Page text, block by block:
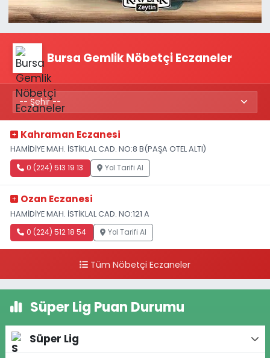
Bursa Gemlik Nöbetçi Eczaneler
Kahraman Eczanesi
HAMİDİYE MAH. İSTİKLAL CAD. NO:8 B(PAŞA OTEL ALTI)
0 (224) 513 19 13 Yol Tarifi Al
Ozan Eczanesi
HAMİDİYE MAH. İSTİKLAL CAD. NO:121 A
0 (224) 512 18 54 Yol Tarifi Al
Tüm Nöbetçi Eczaneler
Süper Lig Puan Durumu
Süper Lig